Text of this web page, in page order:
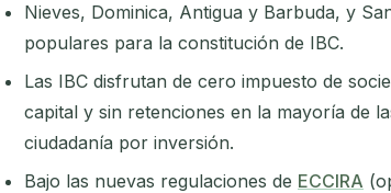
Nieves, Dominica, Antigua y Barbuda, y
populares para la constitución de IBC.
Las IBC disfrutan de cero impuesto de
capital y sin retenciones en la mayoría de
ciudadanía por inversión.
Bajo las nuevas regulaciones de ECCIRA